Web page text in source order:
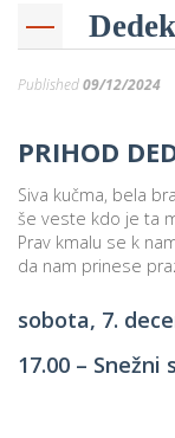
Published09/12/2024
PRIHOD
Siva kučma, bela
še veste kdo je ta
Prav kmalu se k
da nam prinese
sobota, 7.
17.00 –